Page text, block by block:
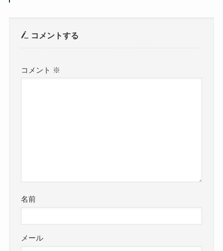
コメントする
コメント ※
名前
メール